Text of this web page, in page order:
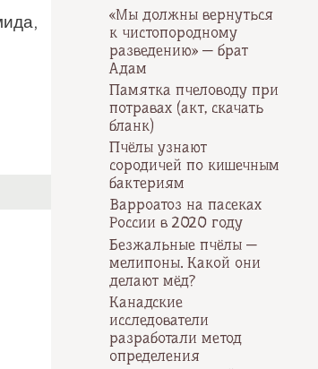
«Мы должны вернуться
к чистопородному
разведению» — брат
Адам
Памятка пчеловоду при
потравах (акт, скачать
бланк)
Пчёлы узнают
сородичей по кишечным
бактериям
Варроатоз на пасеках
России в 2020 году
Безжальные пчёлы —
мелипоны. Какой они
делают мёд?
Канадские
исследователи
разработали метод
определения